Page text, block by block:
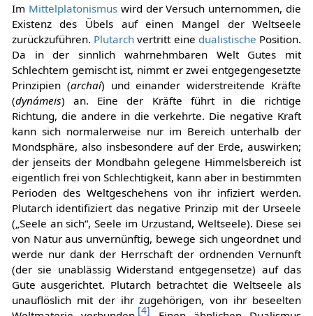
Im Mittelplatonismuswird der Versuch unternommen, die
Existenz des Übels auf einen Mangel der Weltseele
zurückzuführen. Plutarch vertritt eine dualistische Position.
Da in der sinnlich wahrnehmbaren Welt Gutes mit
Schlechtem gemischt ist, nimmt er zwei entgegengesetzte
Prinzipien (archaí) und einander widerstreitende Kräfte
(dynámeis) an. Eine der Kräfte führt in die richtige
Richtung, die andere in die verkehrte. Die negative Kraft
kann sich normalerweise nur im Bereich unterhalb der
Mondsphäre, also insbesondere auf der Erde, auswirken;
der jenseits der Mondbahn gelegene Himmelsbereich ist
eigentlich frei von Schlechtigkeit, kann aber in bestimmten
Perioden des Weltgeschehens von ihr infiziert werden.
Plutarch identifiziert das negative Prinzip mit der Urseele
(„Seele an sich“, Seele im Urzustand, Weltseele). Diese sei
von Natur aus unvernünftig, bewege sich ungeordnet und
werde nur dank der Herrschaft der ordnenden Vernunft
(der sie unablässig Widerstand entgegensetze) auf das
Gute ausgerichtet. Plutarch betrachtet die Weltseele als
unauflöslich mit der ihr zugehörigen, von ihr beseelten
[4]